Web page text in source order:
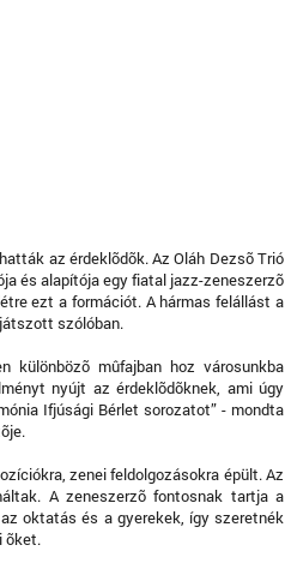
az érdeklõdõk. Az Oláh Dezsõ Trió
és alapítója egy fiatal jazz-zeneszerzõ
ezt a formációt. A hármas felállást a
szólóban.
különbözõ mûfajban hoz városunkba
nyújt az érdeklõdõknek, ami úgy
Ifjúsági Bérlet sorozatot” - mondta
zenei feldolgozásokra épült. Az
A zeneszerzõ fontosnak tartja a
oktatás és a gyerekek, így szeretnék
õket.